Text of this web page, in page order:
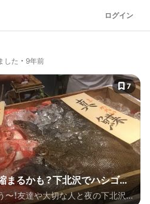
ログイン
した 9年前
7
まるかも？下北沢でハシゴ酒
〜！友達や大切な人と夜の下北沢を